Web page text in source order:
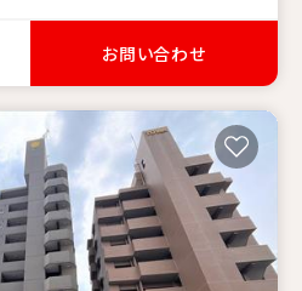
お問い合わせ